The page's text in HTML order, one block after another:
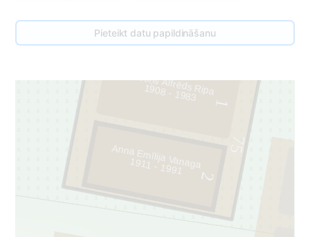
Pieteikt datu papildināšanu
75
1
2
Mārtiņš Alfrēds Ripa
1908 - 1983
Anna Emīlija Vanaga
1911 - 1991